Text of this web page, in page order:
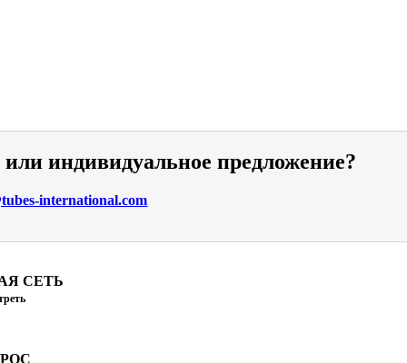
индивидуальное предложение?
international.com
СЕТЬ